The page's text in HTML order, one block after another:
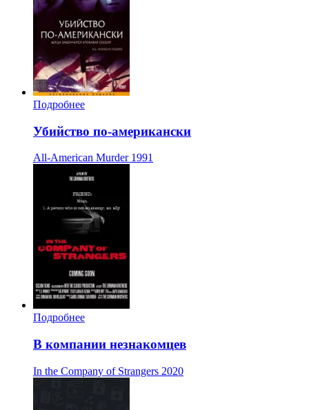
Подробнее
Убийство по-американски
All-American Murder 1991
Подробнее
В компании незнакомцев
In the Company of Strangers 2020